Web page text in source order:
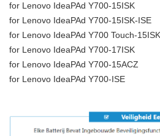
for Lenovo IdeaPAd Y700-15ISK
for Lenovo IdeaPAd Y700-15ISK-ISE
for Lenovo IdeaPAd Y700 Touch-15ISK
for Lenovo IdeaPAd Y700-17ISK
for Lenovo IdeaPAd Y700-15ACZ
for Lenovo IdeaPAd Y700-ISE